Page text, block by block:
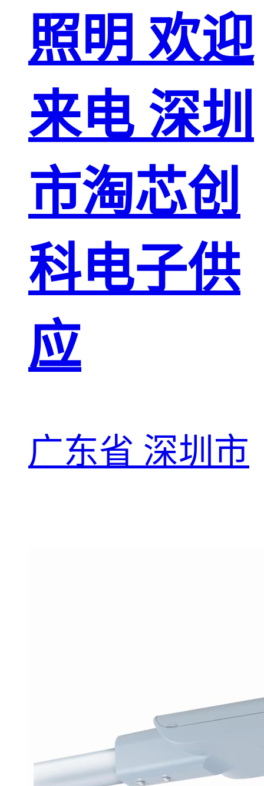
照明 欢迎
来电 深圳
市淘芯创
科电子供
应
广东省 深圳市